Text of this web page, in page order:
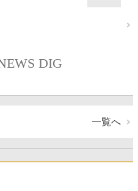
DIG
一覧へ